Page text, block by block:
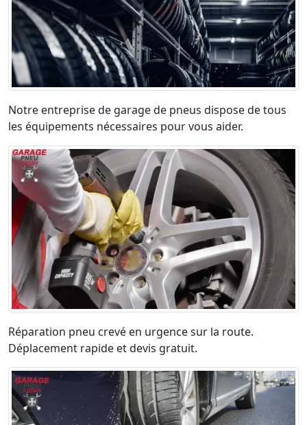
Notre entreprise de garage de pneus dispose de tous
les équipements nécessaires pour vous aider.
Réparation pneu crevé en urgence sur la route.
Déplacement rapide et devis gratuit.